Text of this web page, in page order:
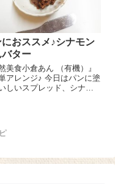
おススメ♪シナモン
バター
美食小倉あん （有機）』
ンジ♪ 今日はパンに塗
しいスプレッド、シナモ
...